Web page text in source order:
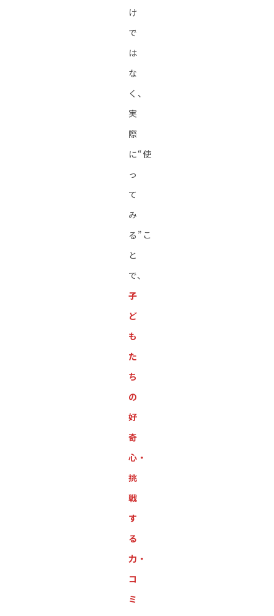
け
で
は
な
く、
実
際
に“使
っ
て
み
る”こ
と
で、
子
ど
も
た
ち
の
好
奇
心・
挑
戦
す
る
力・
コ
ミ